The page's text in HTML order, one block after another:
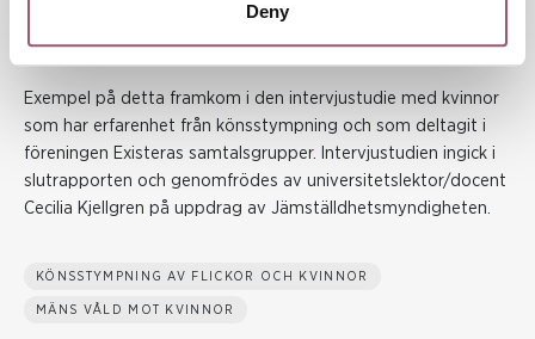
Deny
kunskapsspridning till flickor och kvinnor om rättigheter och
lagstiftning, säger Madelene Larsson.
Exempel på detta framkom i den intervjustudie med kvinnor
som har erfarenhet från könsstympning och som deltagit i
föreningen Existeras samtalsgrupper. Intervjustudien ingick i
slutrapporten och genomfrödes av universitetslektor/docent
Cecilia Kjellgren på uppdrag av Jämställdhetsmyndigheten.
KÖNSSTYMPNING AV FLICKOR OCH KVINNOR
MÄNS VÅLD MOT KVINNOR